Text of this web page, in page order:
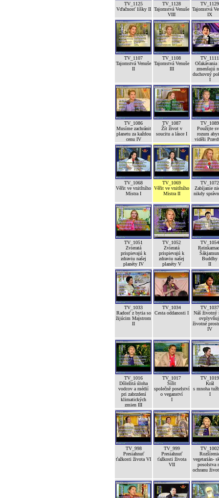
TV_1125
Vďačnosť líšky II
TV_1128
Tajomstvá Venuše
VIII
TV_1129
Tajomstvá
IX
TV_1107
Tajomstvá Venuše
II
TV_1108
Tajomstvá Venuše
III
TV_1111
Očakávania
zmenšujú
duchovný
I
TV_1086
Musíme zachránit
planetu za každou
cenu IV
TV_1087
Žít život v
soucitu a lásce I
TV_1089
Použijte
rozum
viděli
TV_1068
Věřit ve vnitřního
Mistra I
TV_1069
Věřit ve vnitřního
Mistra II
TV_1072
Zabíjanie
nikdy
TV_1051
Zvieratá
prispievajú k
zdraviu našej
planéty IV
TV_1052
Zvieratá
prispievajú k
zdraviu našej
planéty V
TV_1054
Buddhy
II
TV_1033
Radosť z bytia so
žijúcim Majstrom
II
TV_1034
Cesta oddanosti I
TV_1037
Náš životný
životné
IV
TV_1016
Dôležitá úloha
vodcov a médií
pri zabrzdení
klimatických
zmien III
TV_1017
Šířit
společně poselství
o veganství
I
TV_1019
Král
s mnoha
I
TV_998
Presiahnuť
ťažkosti života VI
TV_999
Presiahnuť
ťažkosti života
VII
TV_1002
vegetarián-
posolstva
ochranu